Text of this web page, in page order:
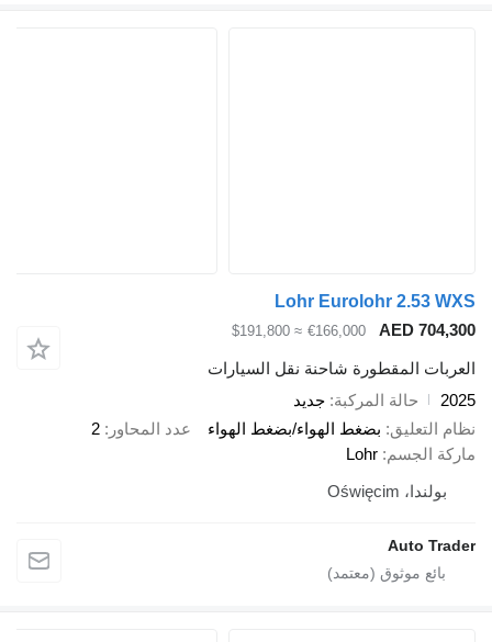
Lohr Eurolohr
AED
€166,000
≈ $191,800
المقطورة شاحنة نقل السيارات
حالة المركبة جديد
بضغط الهواء/بضغط الهواء عدد المحاور 2
Lohr